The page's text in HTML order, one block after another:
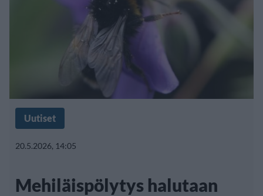
Uutiset
20.5.2026, 14:05
Mehiläispölytys halutaan